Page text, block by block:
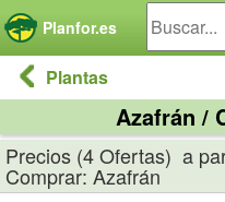
Planfor.es
Plantas
Azafrán /
Precios (4 Ofertas) a
Comprar: Azafrán
Panel de gestión de cookies